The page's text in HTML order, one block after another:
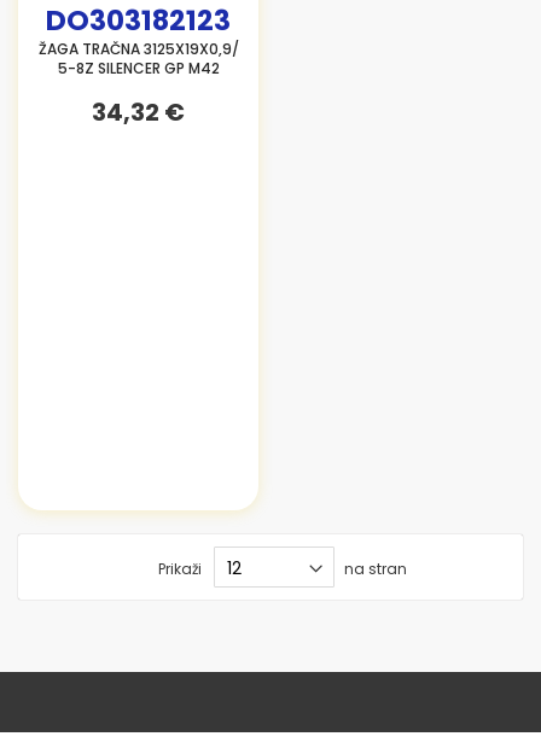
DO303182123
ŽAGA TRAČNA 3125X19X0,9/
5-8Z SILENCER GP M42
34,32 €
Prikaži na stran